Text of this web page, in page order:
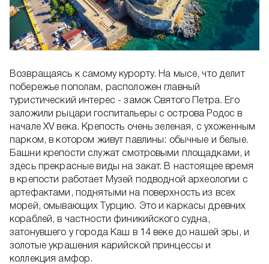
Возвращаясь к самому курорту. На мысе, что делит
побережье пополам, расположен главный
туристический интерес - замок Святого Петра. Его
заложили рыцари госпитальеры с острова Родос в
начале XV века. Крепость очень зеленая, с ухоженным
парком, в котором живут павлины: обычные и белые.
Башни крепости служат смотровыми площадками, и
здесь прекрасные виды на закат. В настоящее время
в крепости работает Музей подводной археологии с
артефактами, поднятыми на поверхность из всех
морей, омывающих Турцию. Это и каркасы древних
кораблей, в частности финикийского судна,
затонувшего у города Каш в 14 веке до нашей эры, и
золотые украшения карийской принцессы и
коллекция амфор.